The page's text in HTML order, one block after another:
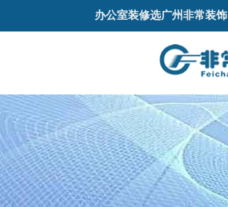
办公室装修选广州非常装饰